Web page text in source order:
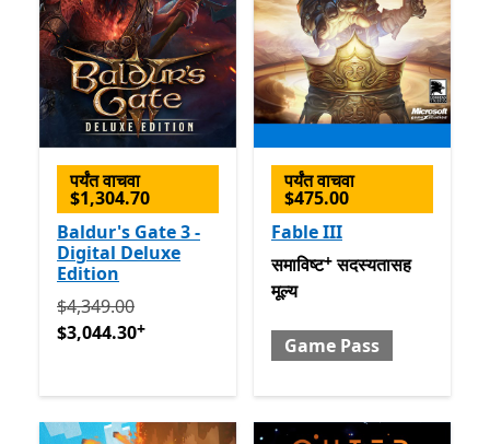
पर्यंत वाचवा
$1,304.70
Baldur's Gate 3 -
Digital Deluxe
Edition
मूलतः $4,349.00 आता $3,044.30 अॅप खरेदीमधले ऑफर्स
$4,349.00
$3,044.30+
पर्यंत वाचवा
$475.00
Fable III
समाविष्ट सदस्यतासह मूल्य
समाविष्ट+ सदस्यतासह
मूल्य
Game Pass